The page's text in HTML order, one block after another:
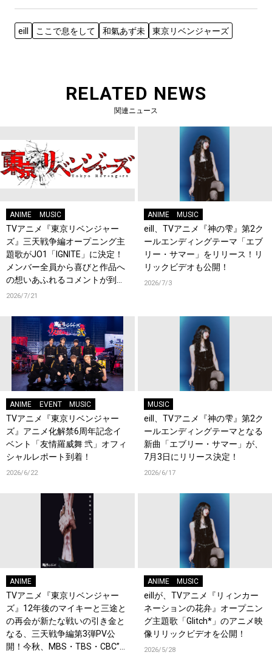
eill ここで息をして 和氣あず未 東京リベンジャーズ
RELATED NEWS
関連ニュース
ANIME MUSIC
TVアニメ『東京リベンジャー
ズ』三天戦争編オープニング主
題歌がJO1「IGNITE」に決定！
メンバー全員から喜びと作品へ
の想いあふれるコメントが到
着！9月に東京・大阪で先行上
2026/7/21
ANIME MUSIC
eill、TVアニメ『神の雫』第2ク
ールエンディングテーマ「エブ
リー・サマー」をリリース！リ
リックビデオも公開！
2026/7/3
ANIME EVENT MUSIC
TVアニメ『東京リベンジャー
ズ』アニメ化解禁6周年記念イ
ベント「友情羅威舞 弐」オフィ
シャルレポート到着！
2026/6/22
MUSIC
eill、TVアニメ『神の雫』第2ク
ールエンディングテーマとなる
新曲「エブリー・サマー」が、
7月3日にリリース決定！
2026/6/17
ANIME
TVアニメ『東京リベンジャー
ズ』12年後のマイキーと三途と
の再会が新たな戦いの引き金と
なる、三天戦争編第3弾PV公
開！今秋、MBS・TBS・CBC”ア
ANIME MUSIC
eillが、TVアニメ『リィンカー
ネーションの花弁』オープニン
グ主題歌「Glitch*」のアニメ映
像リリックビデオを公開！
2026/5/28